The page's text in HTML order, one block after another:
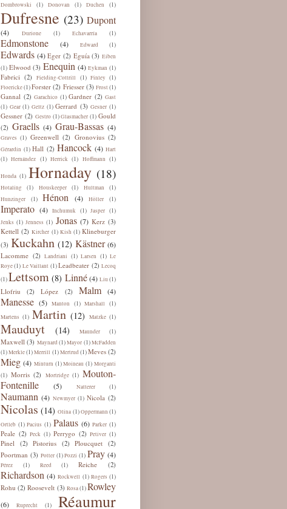
Dombrowski (1) Donovan (1) Duchen (1)
Dufresne (23) Dupont
(4) Durione (1) Echavarría (1)
Edmonstone (4) Edward (1)
Edwards (4) Eger (2) Eguía (3) Eiben
(1) Elwood (3) Enequin (4) Eykman (1)
Fabrici (2) Fielding-Cottrill (1) Finley (1)
Floericke(1)Forster (2) Friesser (3) Frost (1)
Gannal (2) Garachico (1) Gardner (2) Gast
(1) Gear (1) Geltz (1) Gerrard (3) Gesner (1)
Gessner (2) Gestro (1) Glasmacher (1) Gould
(2) Graells (4) Grau-Bassas (4)
Graves (1) Greenwell (2) Gronovius (2)
Gérardin (1) Hall (2) Hancock (4) Hart
(1) Hernández (1) Herrick (1) Hoffmann (1)
Honda (1) Hornaday (18)
Hotaling (1) Houskeeper (1) Hultman (1)
Hunzinger (1) Hénon (4) Höller (1)
Imperato (4) Inchumuk (1) Jasper (1)
Jenks (1) Jenness (1) Jonas (7) Kerz (3)
Kettell (2) Kircher (1) Kish (1) Klineburger
(3) Kuckahn (12) Kästner (6)
Lacomme (2) Landriani (1) Larsen (1) Le
Roye (1) Le Vaillant (1)Leadbeater (2) Lecoq
(1)Lettsom (8) Linné (4) Liu (1)
Llofriu (2) López (2) Malm (4)
Manesse (5) Manton (1) Marshall (1)
Martens (1) Martin (12) Matzke (1)
Mauduyt (14) Maunder (1)
Maxwell (3) Maynard (1)Mayor (1)McFadden
(1)Merkle(1)Merrill (1) Mertrud (1)Meves (2)
Mieg (4) Minturn (1) Moineau (1) Morganti
(1) Morris (2) Mortridge (1) Mouton-
Fontenille
(5) Natterer (1)
Naumann (4) Newmyer (1) Nicola (2)
Nicolas (14) Olina (1)Oppermann (1)
Ortleb (1) Pacius (1) Palaus (6) Parker (1)
Peale (2) Peck (1) Perrygo (2) Petiver (1)
Pinel (2) Pistorius (2) Ploucquet (2)
Poortman (3) Potter (1) Pozzi (1) Pray (4)
Pérez (1) Reed (1) Reiche (2)
Richardson (4) Rockwell (1) Rogers (1)
Rohu (2) Roosevelt (3) Rosa(1)Rowley
(6) Ruprecht (1) Réaumur